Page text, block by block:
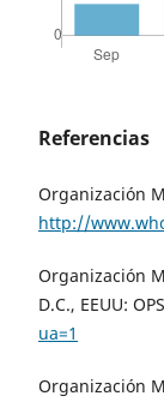
Referencias
Organización
http://
Organización
D.C., EEUU:
ua=1
Organización